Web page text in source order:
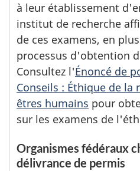
à leur établissement
institut de recherche
de ces examens, en
processus d'obtention
Consultez l'Énoncé de
Conseils : Éthique de la
êtres humains pour
sur les examens de
Organismes fédéraux
délivrance de permis